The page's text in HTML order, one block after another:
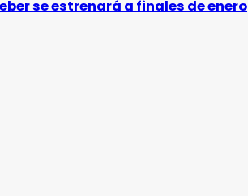
se estrenará a finales de enero